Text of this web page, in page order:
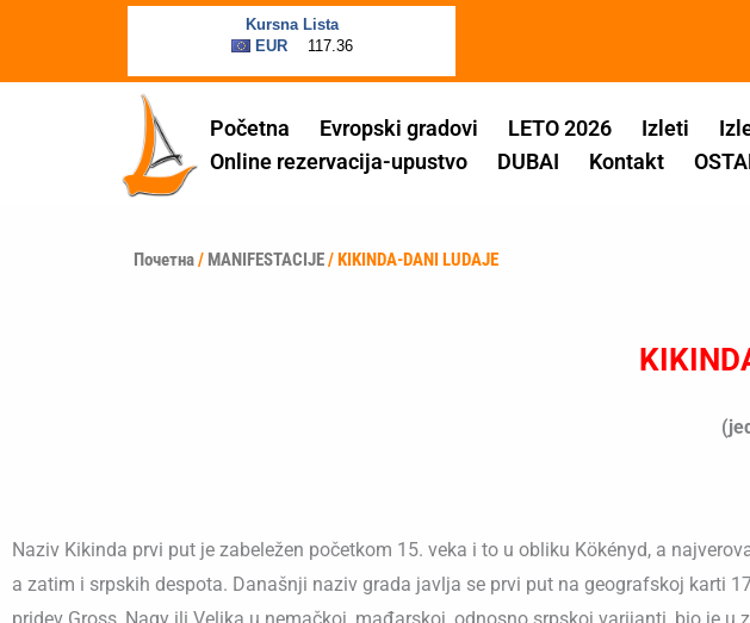
садржај
Početna Evropski gradovi LETO 2026 Izleti
Online rezervacija-upustvo
DUBAI Kontakt
Почетна/ MANIFESTACIJE/ KIKINDA-DANI LUDAJE
Naziv Kikinda prvi put je zabeležen početkom 15. veka i to u obliku Kökényd, a
a zatim i srpskih despota. Današnji naziv grada javlja se prvi put na geografskoj karti